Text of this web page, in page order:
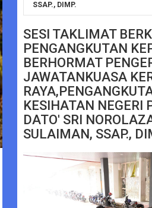
SSAP., DIMP.
SESI TAKLIMAT
PENGANGKUTAN
BERHORMAT
JAWATANKUASA
KESIHATAN NEGERI
DATO' SRI
SULAIMAN, SSAP.,